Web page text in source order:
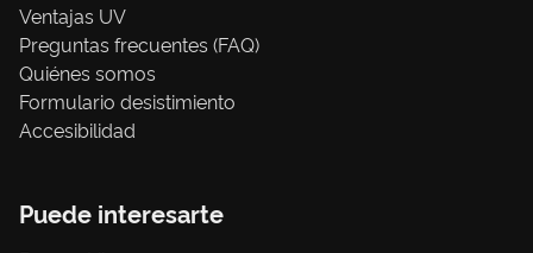
Ventajas UV
Preguntas frecuentes (FAQ)
Quiénes somos
Formulario desistimiento
Accesibilidad
Puede interesarte